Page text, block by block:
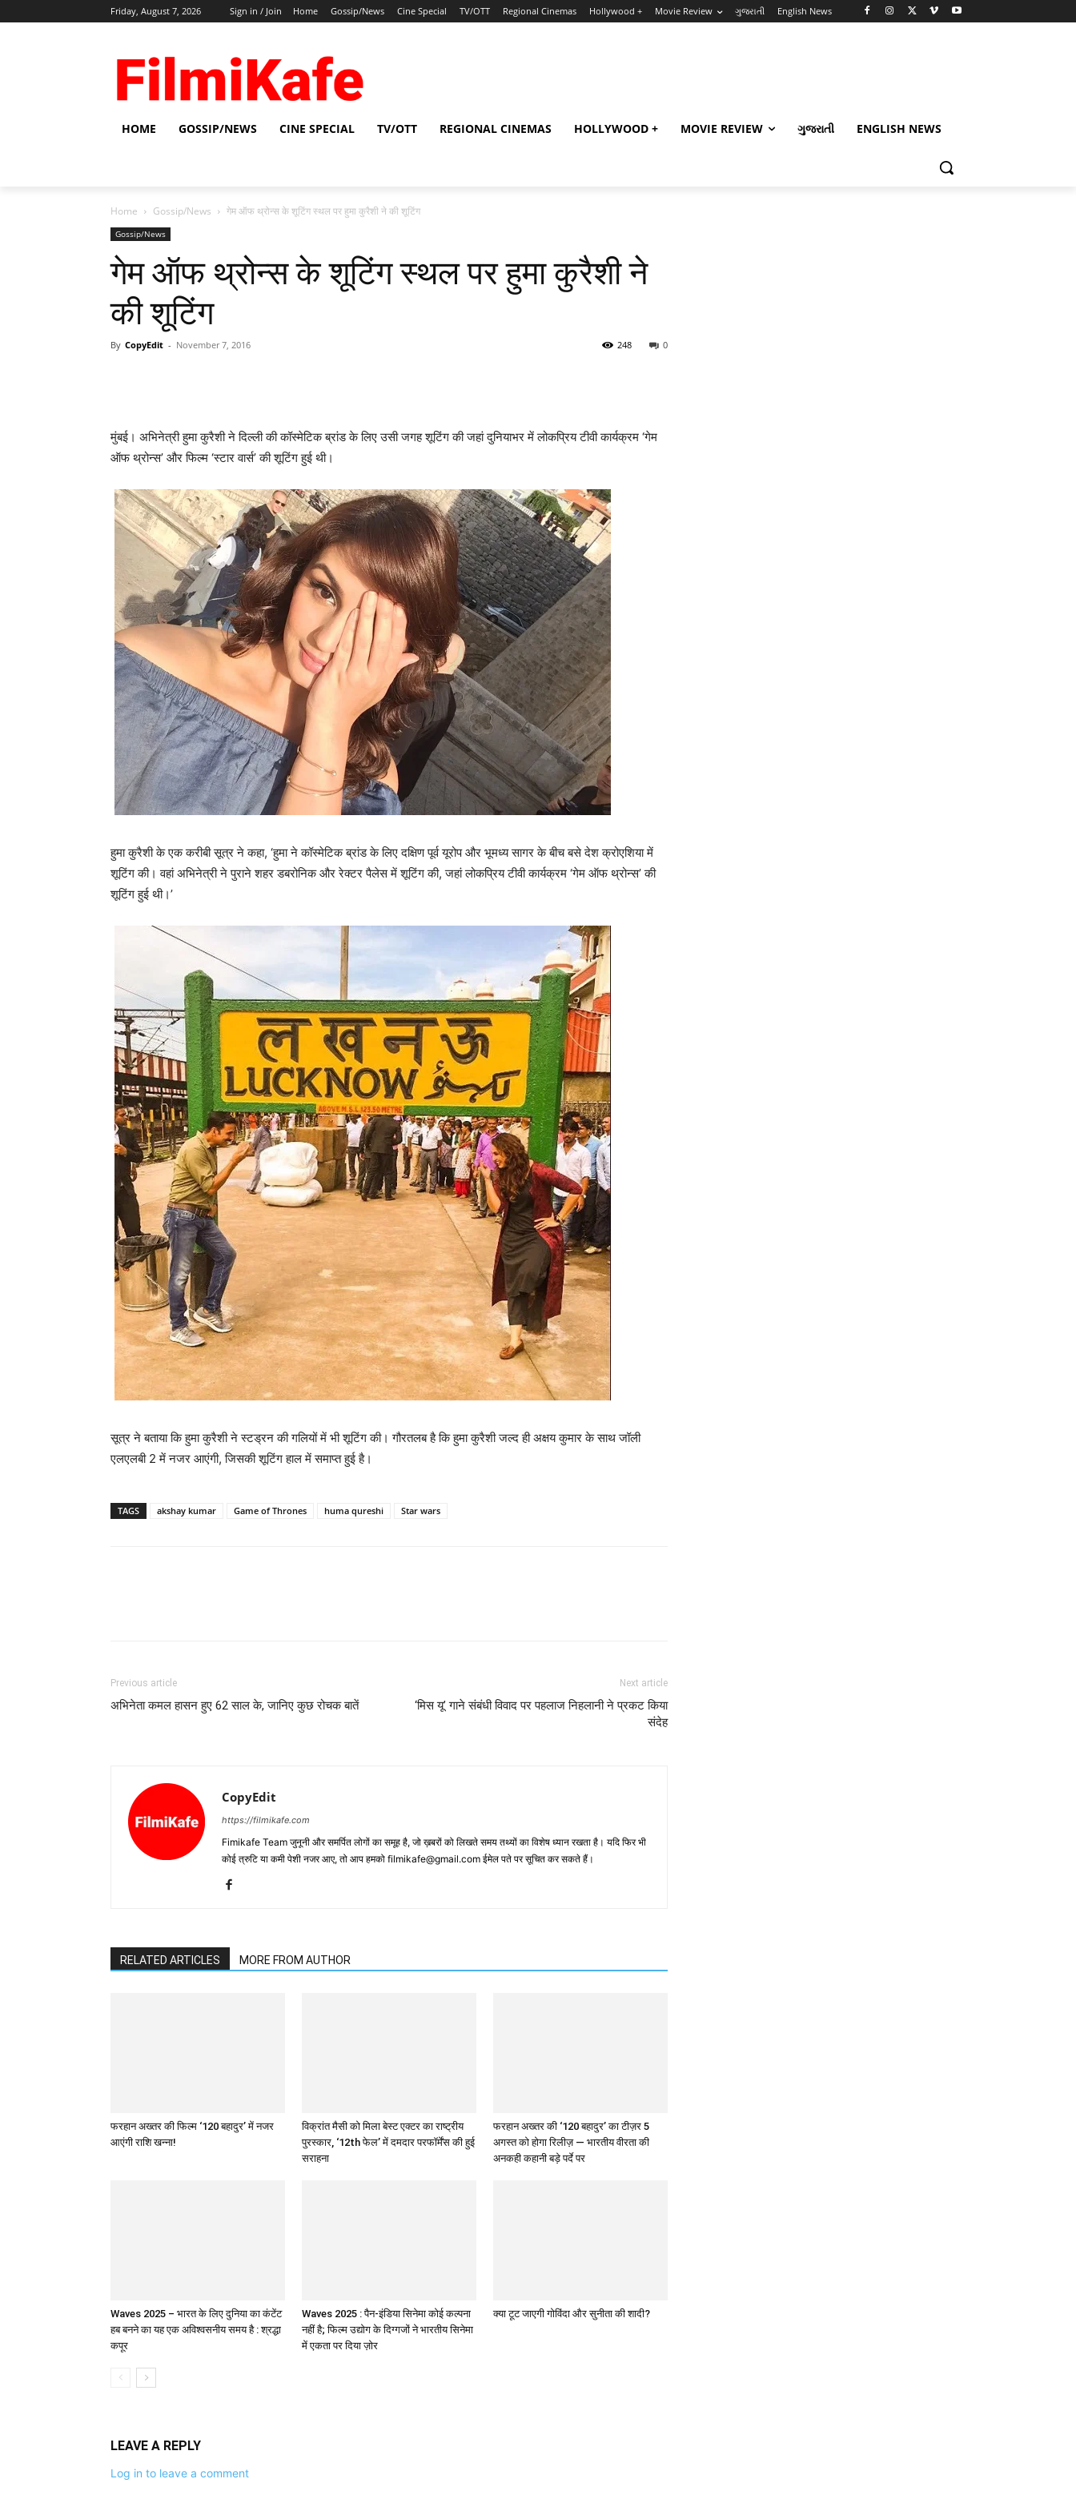
Friday, August 7, 2026 Sign in / Join Home Gossip/News Cine Special TV/OTT Regional Cinemas Hollywood + Movie Review ગુજરાતી English News
HOME GOSSIP/NEWS CINE SPECIAL TV/OTT REGIONAL CINEMAS HOLLYWOOD + MOVIE REVIEW ગુજરાતી ENGLISH NEWS
Home Gossip/News गेम ऑफ थ्रोन्स के शूटिंग स्‍थल पर हुमा कुरैशी ने की शूटिंग
Gossip/News
गेम ऑफ थ्रोन्स के शूटिंग स्‍थल पर हुमा कुरैशी ने
की शूटिंग
By CopyEdit - November 7, 2016 0
248
मुंबई। अभिनेत्री हुमा कुरैशी ने दिल्ली की कॉस्मेटिक ब्रांड के लिए उसी जगह शूटिंग की जहां दुनियाभर में लोकप्रिय टीवी कार्यक्रम ‘गेम
ऑफ थ्रोन्स’ और फिल्म ‘स्टार वार्स’ की शूटिंग हुई थी।
हुमा कुरैशी के एक करीबी सूत्र ने कहा, ‘हुमा ने कॉस्मेटिक ब्रांड के लिए दक्षिण पूर्व यूरोप और भूमध्य सागर के बीच बसे देश क्रोएशिया में
शूटिंग की। वहां अभिनेत्री ने पुराने शहर डबरोनिक और रेक्टर पैलेस में शूटिंग की, जहां लोकप्रिय टीवी कार्यक्रम ‘गेम ऑफ थ्रोन्स’ की
शूटिंग हुई थी।’
सूत्र ने बताया कि हुमा कुरैशी ने स्टड्रन की गलियों में भी शूटिंग की। गौरतलब है कि हुमा कुरैशी जल्‍द ही अक्षय कुमार के साथ जॉली
एलएलबी 2 में नजर आएंगी, जिसकी शूटिंग हाल में समाप्‍त हुई है।
TAGS akshay kumar Game of Thrones huma qureshi Star wars
Previous article
अभिनेता कमल हासन हुए 62 साल के, जानिए कुछ रोचक बातें
Next article
‘मिस यू’ गाने संबंधी विवाद पर पहलाज निहलानी ने प्रकट किया
संदेह
CopyEdit
https://filmikafe.com
Fimikafe Team जुनूनी और समर्पित लोगों का समूह है, जो ख़बरों को लिखते समय तथ्‍यों का विशेष ध्‍यान रखता है। यदि फिर भी
कोई त्रुटि या कमी पेशी नजर आए, तो आप हमको filmikafe@gmail.com ईमेल पते पर सूचित कर सकते हैं।
RELATED ARTICLES MORE FROM AUTHOR
फरहान अख्तर की फिल्म ‘120 बहादुर’ में नजर
आएंगी राशि खन्ना!
विक्रांत मैसी को मिला बेस्ट एक्टर का राष्ट्रीय
पुरस्कार, ‘12th फेल’ में दमदार परफॉर्मेंस की हुई
सराहना
फरहान अख्तर की ‘120 बहादुर’ का टीज़र 5
अगस्त को होगा रिलीज़ — भारतीय वीरता की
अनकही कहानी बड़े पर्दे पर
Waves 2025 – भारत के लिए दुनिया का कंटेंट
हब बनने का यह एक अविश्वसनीय समय है : श्रद्धा
कपूर
Waves 2025 : पैन-इंडिया सिनेमा कोई कल्पना
नहीं है; फिल्म उद्योग के दिग्गजों ने भारतीय सिनेमा
में एकता पर दिया ज़ोर
क्या टूट जाएगी गोविंदा और सुनीता की शादी?
LEAVE A REPLY
Log in to leave a comment